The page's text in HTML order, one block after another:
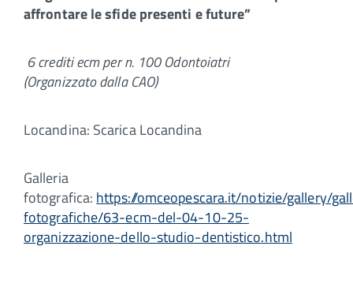
affrontare le sfide presenti e future”
6 crediti ecm per n. 100 Odontoiatri
(Organizzato dalla CAO)
Locandina: Scarica Locandina
Galleria
fotografica: https://omceopescara.it/notizie/gallery/
fotografiche/63-ecm-del-04-10-25-
organizzazione-dello-studio-dentistico.html